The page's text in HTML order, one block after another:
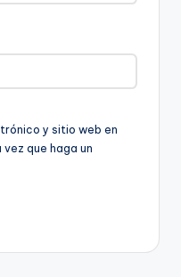
y sitio web en
que haga un